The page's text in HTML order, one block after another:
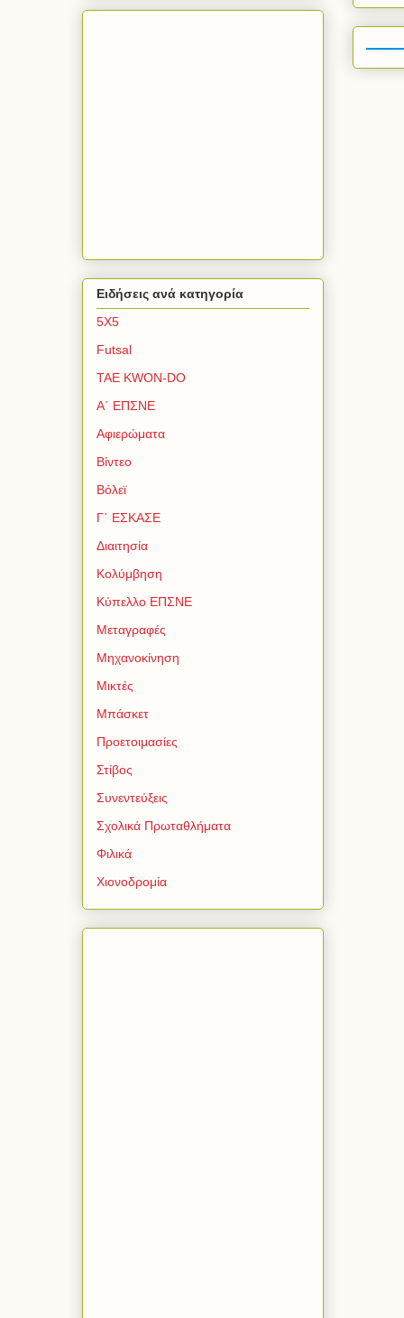
Ειδήσεις ανά κατηγορία
5Χ5
Futsal
TAE KWON-DO
Α΄ ΕΠΣΝΕ
Αφιερώματα
Βίντεο
Βόλεϊ
Γ΄ ΕΣΚΑΣΕ
Διαιτησία
Κολύμβηση
Κύπελλο ΕΠΣΝΕ
Μεταγραφές
Μηχανοκίνηση
Μικτές
Μπάσκετ
Προετοιμασίες
Στίβος
Συνεντεύξεις
Σχολικά Πρωταθλήματα
Φιλικά
Χιονοδρομία